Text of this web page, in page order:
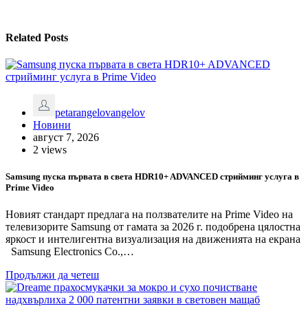
Related Posts
petarangelovangelov
Новини
август 7, 2026
2 views
Samsung пуска първата в света HDR10+ ADVANCED стрийминг услуга в
Prime Video
Новият стандарт предлага на ползвателите на Prime Video на
телевизорите Samsung от гамата за 2026 г. подобрена цялостна
яркост и интелигентна визуализация на движенията на екрана
Samsung Electronics Co.,…
Продължи да четеш